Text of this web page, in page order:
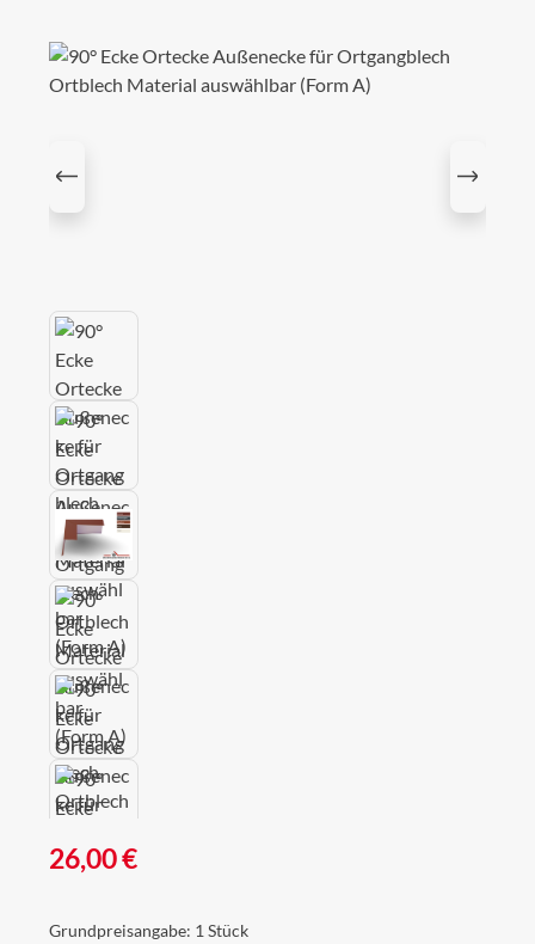
Bildergalerie überspringen
Regulärer Preis:
26,00 €
Grundpreisangabe: 1 Stück